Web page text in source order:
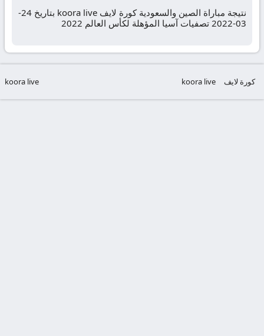
نتيجة مباراة الصين والسعودية كورة لايف koora live بتاريخ 24-
03-2022 تصفيات آسيا المؤهلة لكأس العالم 2022
كورة لايف koora live
koora live